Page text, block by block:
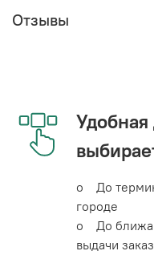
Отзывы
Удобная
o До
городе
o До
выдачи